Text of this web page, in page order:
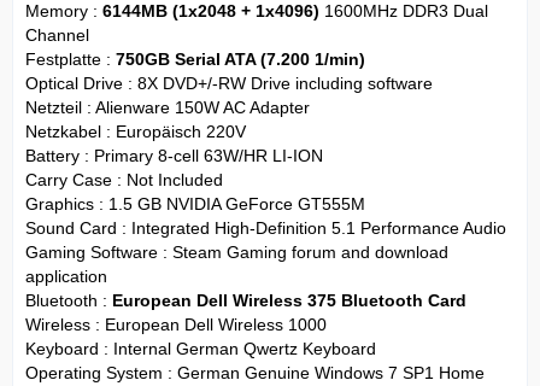
Memory : 6144MB (1x2048 + 1x4096) 1600MHz DDR3 Dual
Channel
Festplatte : 750GB Serial ATA (7.200 1/min)
Optical Drive : 8X DVD+/-RW Drive including software
Netzteil : Alienware 150W AC Adapter
Netzkabel : Europäisch 220V
Battery : Primary 8-cell 63W/HR LI-ION
Carry Case : Not Included
Graphics : 1.5 GB NVIDIA GeForce GT555M
Sound Card : Integrated High-Definition 5.1 Performance Audio
Gaming Software : Steam Gaming forum and download
application
Bluetooth : European Dell Wireless 375 Bluetooth Card
Wireless : European Dell Wireless 1000
Keyboard : Internal German Qwertz Keyboard
Operating System : German Genuine Windows 7 SP1 Home